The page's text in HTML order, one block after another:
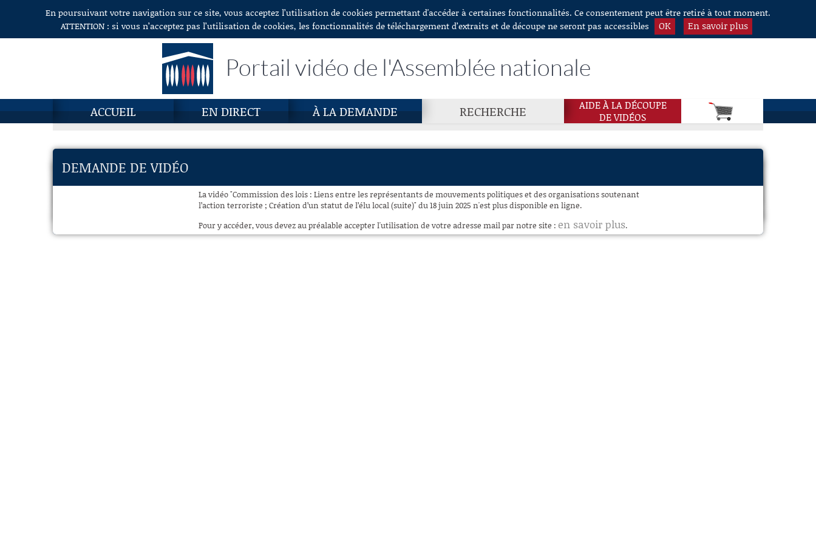
Aller au contenuEn poursuivant votre navigation sur ce site, vous acceptez l’utilisation de cookies permettant d'accéder à certaines fonctionnalités. Ce consentement peut être retiré à tout moment.
ATTENTION : si vous n’acceptez pas l’utilisation de cookies, les fonctionnalités de téléchargement d’extraits et de découpe ne seront pas accessibles
OK En savoir plus
Portail vidéo de l'Assemblée nationale
ACCUEIL EN DIRECT À LA DEMANDE RECHERCHE
AIDE À LA DÉCOUPE
DE VIDÉOS
DEMANDE DE VIDÉO
La vidéo "Commission des lois : Liens entre les représentants de mouvements politiques et des organisations soutenant
l’action terroriste ; Création d’un statut de l’élu local (suite)" du 18 juin 2025 n'est plus disponible en ligne.
Pour y accéder, vous devez au préalable accepter l'utilisation de votre adresse mail par notre site : en savoir plus.